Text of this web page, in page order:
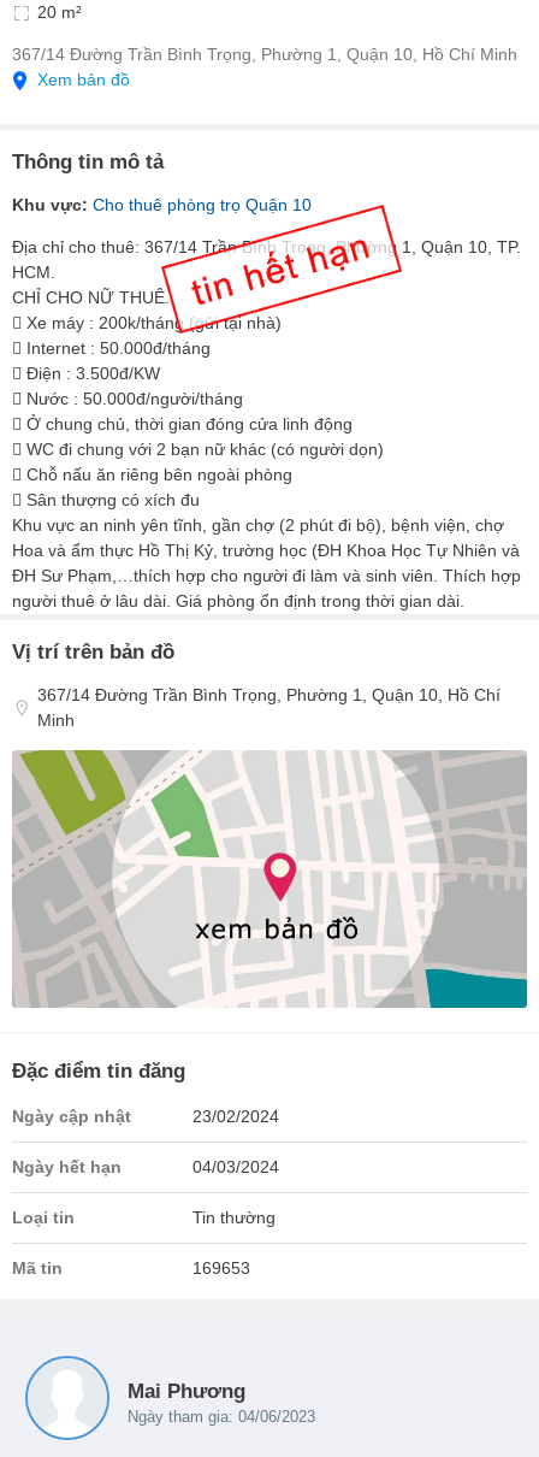
20 m²
367/14 Đường Trần Bình Trọng, Phường 1, Quận 10, Hồ Chí Minh
Xem bản đồ
Thông tin mô tả
Khu vực: Cho thuê phòng trọ Quận 10
Địa chỉ cho thuê: 367/14 Trần Bình Trọng, Phường 1, Quận 10, TP.
HCM.
CHỈ CHO NỮ THUÊ.
 Xe máy : 200k/tháng (gửi tại nhà)
 Internet : 50.000đ/tháng
 Điện : 3.500đ/KW
 Nước : 50.000đ/người/tháng
 Ở chung chủ, thời gian đóng cửa linh động
 WC đi chung với 2 bạn nữ khác (có người dọn)
 Chỗ nấu ăn riêng bên ngoài phòng
 Sân thượng có xích đu
Khu vực an ninh yên tĩnh, gần chợ (2 phút đi bộ), bệnh viện, chợ
Hoa và ẩm thực Hồ Thị Kỷ, trường học (ĐH Khoa Học Tự Nhiên và
ĐH Sư Phạm,…thích hợp cho người đi làm và sinh viên. Thích hợp
người thuê ở lâu dài. Giá phòng ổn định trong thời gian dài.
Vị trí trên bản đồ
367/14 Đường Trần Bình Trọng, Phường 1, Quận 10, Hồ Chí
Minh
Đặc điểm tin đăng
Ngày cập nhật 23/02/2024
Ngày hết hạn 04/03/2024
Loại tin Tin thường
Mã tin 169653
Mai Phương
Ngày tham gia: 04/06/2023